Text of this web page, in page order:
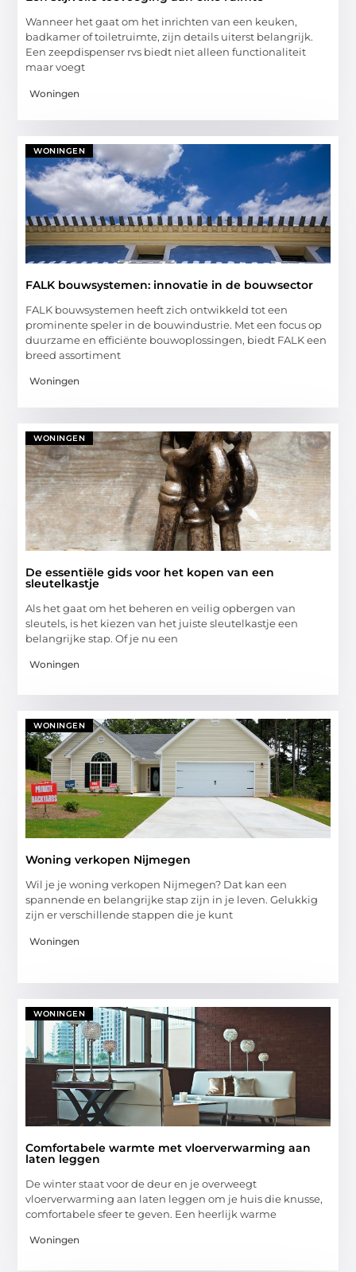
Wanneer het gaat om het inrichten van een keuken,
badkamer of toiletruimte, zijn details uiterst belangrijk.
Een zeepdispenser rvs biedt niet alleen functionaliteit
maar voegt
Woningen
WONINGEN
FALK bouwsystemen: innovatie in de bouwsector
FALK bouwsystemen heeft zich ontwikkeld tot een
prominente speler in de bouwindustrie. Met een focus op
duurzame en efficiënte bouwoplossingen, biedt FALK een
breed assortiment
Woningen
WONINGEN
De essentiële gids voor het kopen van een
sleutelkastje
Als het gaat om het beheren en veilig opbergen van
sleutels, is het kiezen van het juiste sleutelkastje een
belangrijke stap. Of je nu een
Woningen
WONINGEN
Woning verkopen Nijmegen
Wil je je woning verkopen Nijmegen? Dat kan een
spannende en belangrijke stap zijn in je leven. Gelukkig
zijn er verschillende stappen die je kunt
Woningen
WONINGEN
Comfortabele warmte met vloerverwarming aan
laten leggen
De winter staat voor de deur en je overweegt
vloerverwarming aan laten leggen om je huis die knusse,
comfortabele sfeer te geven. Een heerlijk warme
Woningen